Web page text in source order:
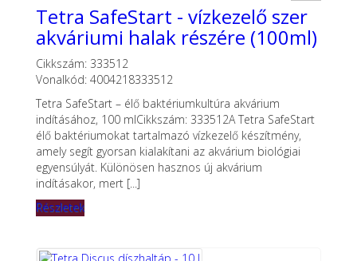
Tetra SafeStart - vízkezelő szer
akváriumi halak részére (100ml)
Cikkszám: 333512
Vonalkód: 4004218333512
Tetra SafeStart – élő baktériumkultúra akvárium
indításához, 100 mlCikkszám: 333512A Tetra SafeStart
élő baktériumokat tartalmazó vízkezelő készítmény,
amely segít gyorsan kialakítani az akvárium biológiai
egyensúlyát. Különösen hasznos új akvárium
indításakor, mert [...]
Részletek